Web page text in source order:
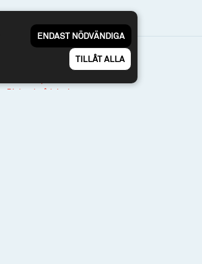
Risk och rådgivning
ENDAST NÖDVÄNDIGA
TILLÅT ALLA